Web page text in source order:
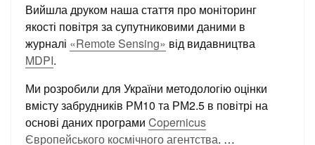
Вийшла друком наша стаття про моніторинг
якості повітря за супутниковими даними в
журналі «Remote Sensing» від видавництва
MDPI.
Ми розробили для України методологію оцінки
вмісту забрудників РМ10 та РМ2.5 в повітрі на
основі даних програми Copernicus
Європейського космічного агентства. …